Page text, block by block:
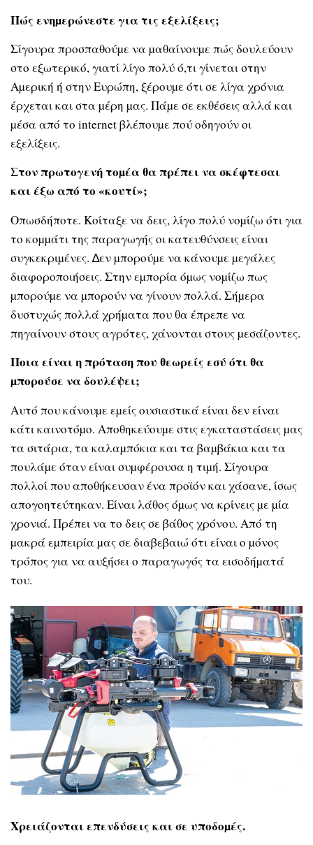
Πώς ενηµερώνεστε για τις εξελίξεις;
Σίγουρα προσπαθούµε να µαθαίνουµε πώς δουλεύουν
στο εξωτερικό, γιατί λίγο πολύ ό,τι γίνεται στην
Αµερική ή στην Ευρώπη, ξέρουµε ότι σε λίγα χρόνια
έρχεται και στα µέρη µας. Πάµε σε εκθέσεις αλλά και
µέσα από το internet βλέπουµε πού οδηγούν οι
εξελίξεις.
Στον πρωτογενή τοµέα θα πρέπει να σκέφτεσαι
και έξω από το «κουτί»;
Οπωσδήποτε. Κοίταξε να δεις, λίγο πολύ νοµίζω ότι για
το κοµµάτι της παραγωγής οι κατευθύνσεις είναι
συγκεκριµένες. ∆εν µπορούµε να κάνουµε µεγάλες
διαφοροποιήσεις. Στην εµπορία όµως νοµίζω πως
µπορούµε να µπορούν να γίνουν πολλά. Σήµερα
δυστυχώς πολλά χρήµατα που θα έπρεπε να
πηγαίνουν στους αγρότες, χάνονται στους µεσάζοντες.
Ποια είναι η πρόταση που θεωρείς εσύ ότι θα
µπορούσε να δουλέψει;
Αυτό που κάνουµε εµείς ουσιαστικά είναι δεν είναι
κάτι καινοτόµο. Αποθηκεύουµε στις εγκαταστάσεις µας
τα σιτάρια, τα καλαµπόκια και τα βαµβάκια και τα
πουλάµε όταν είναι συµφέρουσα η τιµή. Σίγουρα
πολλοί που αποθήκευσαν ένα προϊόν και χάσανε, ίσως
απογοητεύτηκαν. Είναι λάθος όµως να κρίνεις µε µία
χρονιά. Πρέπει να το δεις σε βάθος χρόνου. Από τη
µακρά εµπειρία µας σε διαβεβαιώ ότι είναι ο µόνος
τρόπος για να αυξήσει ο παραγωγός τα εισοδήµατά
του.
Χρειάζονται επενδύσεις και σε υποδοµές.